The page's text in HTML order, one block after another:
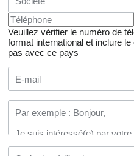
Veuillez vérifier le numéro de
format international et inclure le
pas avec ce pays